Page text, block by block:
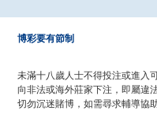
博彩要有節制
未滿十八歲人士不得投注或進入
向非法或海外莊家下注，即屬違
切勿沉迷賭博，如需尋求輔導協